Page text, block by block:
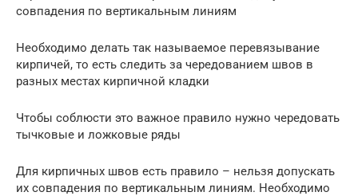
совпадения по вертикальным линиям
Необходимо делать так называемое перевязывание
кирпичей, то есть следить за чередованием швов в
разных местах кирпичной кладки
Чтобы соблюсти это важное правило нужно чередовать
тычковые и ложковые ряды
Для кирпичных швов есть правило – нельзя допускать
их совпадения по вертикальным линиям. Необходимо